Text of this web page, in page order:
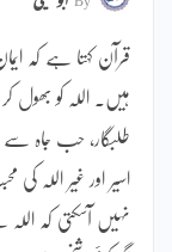
قرآن کہتا ہے کہ
ہیں۔ اللہ کو بھول
طلبگار، حب جاہ سے
اسیر اور غیر اللہ
نہیں آسکتی کہ